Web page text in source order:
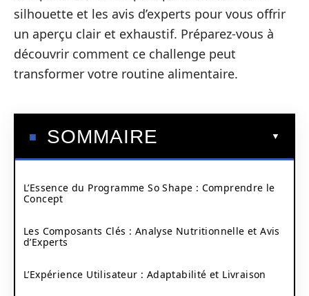
silhouette et les avis d’experts pour vous offrir
un aperçu clair et exhaustif. Préparez-vous à
découvrir comment ce challenge peut
transformer votre routine alimentaire.
SOMMAIRE
L’Essence du Programme So Shape : Comprendre le
Concept
Les Composants Clés : Analyse Nutritionnelle et Avis
d’Experts
L’Expérience Utilisateur : Adaptabilité et Livraison